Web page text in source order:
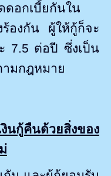
ดอกเบี้ยกันใน
ร้องกัน ผู้ให้กู้ก็จะ
7.5 ต่อปี ซึ่งเป็น
มกฎหมาย
นกู้คืนด้วยสิ่งของ